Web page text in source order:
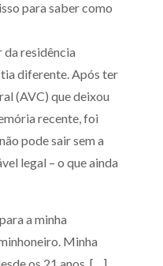
para saber como
residência
diferente. Após ter
(AVC) que deixou
recente, foi
pode sair sem a
legal – o que ainda
a minha
Minha
os 21 anos. […]